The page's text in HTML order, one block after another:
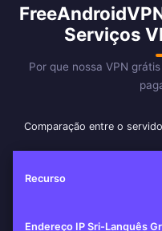
Serviços
Por que nossa VPN
Comparação entre o
Recurso
Endereço IP Sri-Lanquês